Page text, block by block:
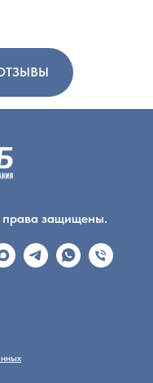
защищены.